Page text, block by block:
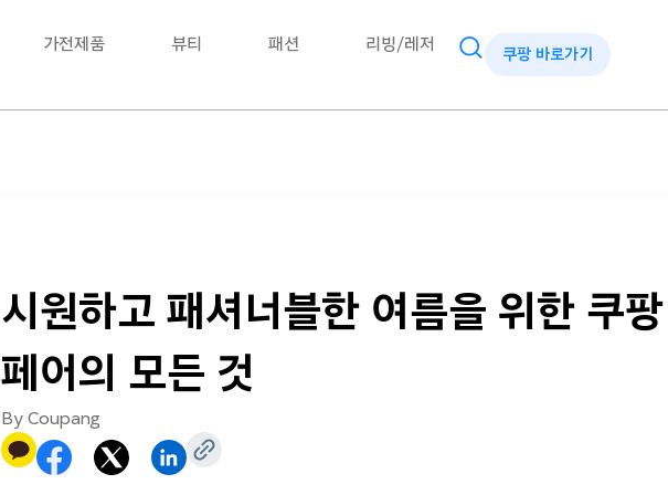
가전제품 뷰티 패션 리빙/레저
쿠팡 바로가기
시원하고 패셔너블한 여름을 위한 쿠
페어의 모든 것
By Coupang